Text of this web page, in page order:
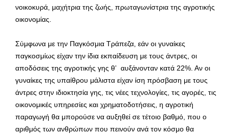
νοικοκυρά, μαχήτρια της ζωής, πρωταγωνίστρια της αγροτικής
οικονομίας.
Σύμφωνα με την Παγκόσμια Τράπεζα, εάν οι γυναίκες
παγκοσμίως είχαν την ίδια εκπαίδευση με τους άντρες, οι
αποδόσεις της αγροτικής γης θ’ αυξάνονταν κατά 22%. Αν οι
γυναίκες της υπαίθρου μάλιστα είχαν ίση πρόσβαση με τους
άντρες στην ιδιοκτησία γης, τις νέες τεχνολογίες, τις αγορές, τις
οικονομικές υπηρεσίες και χρηματοδοτήσεις, η αγροτική
παραγωγή θα μπορούσε να αυξηθεί σε τέτοιο βαθμό, που ο
αριθμός των ανθρώπων που πεινούν ανά τον κόσμο θα